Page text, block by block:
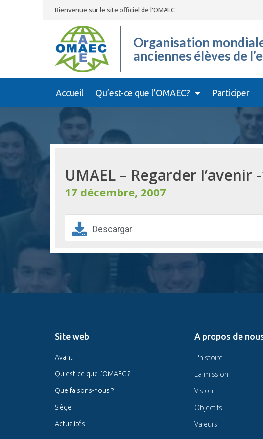
Bienvenue sur le site officiel de l'OMAEC
Organisation
anciennes élèves de
Accueil Qu’est-ce que l’OMAEC? Participer
UMAEL – Regarder l’avenir
17 décembre, 2007
Descargar
Site web
Avant
Qu'est-ce que l'OMAEC ?
Que faisons-nous ?
Siège
Actualités
A propos de
L'histoire
La mission
Vision
Objectifs
Valeurs